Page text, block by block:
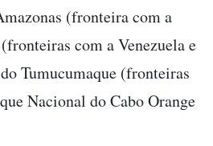
(fronteira com a
com a Venezuela e
Tumucumaque (fronteiras
Nacional do Cabo Orange